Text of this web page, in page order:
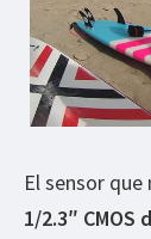
El sensor
1/2.3″ CMOS